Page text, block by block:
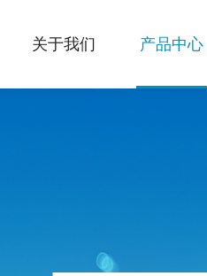
关于我们 产品中心